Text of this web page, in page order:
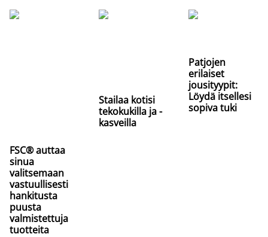
FSC® auttaa
sinua
valitsemaan
vastuullisesti
hankitusta
puusta
valmistettuja
tuotteita
Stailaa kotisi
tekokukilla ja -
kasveilla
Patjojen
erilaiset
jousityypit:
Löydä itsellesi
sopiva tuki